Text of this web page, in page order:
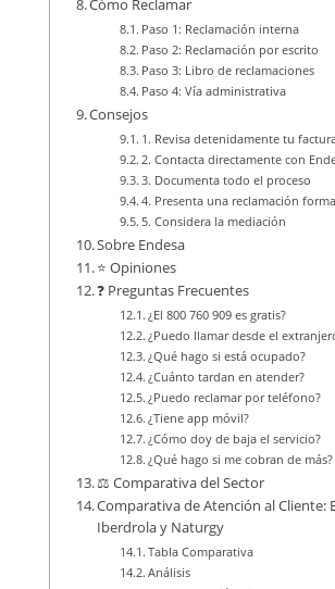
Cómo Reclamar
Paso 1: Reclamación interna
Paso 2: Reclamación por escrito
Paso 3: Libro de reclamaciones
Paso 4: Vía administrativa
Consejos
1. Revisa detenidamente tu
2. Contacta directamente con
3. Documenta todo el proceso
4. Presenta una reclamación
5. Considera la mediación
Sobre Endesa
⭐ Opiniones
❓ Preguntas Frecuentes
¿El 800 760 909 es gratis?
¿Puedo llamar desde el
¿Qué hago si está ocupado?
¿Cuánto tardan en atender?
¿Puedo reclamar por teléfono?
¿Tiene app móvil?
¿Cómo doy de baja el servicio?
¿Qué hago si me cobran de más?
⚖️ Comparativa del Sector
Comparativa de Atención al Cliente:
Iberdrola y Naturgy
Tabla Comparativa
Análisis